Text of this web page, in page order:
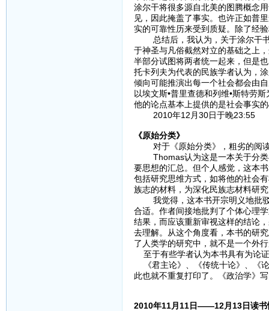
涂尔干将很多源自北美的图腾概念
见，因此掩盖了事实。也许正如普
实的可靠性历来受到质疑。除了经
总结后，我认为，关于涂尔干书
于神圣与凡俗截然对立的基础之上
半部分试图将两者统一起来，但是
托卡列夫为代表的民族学者认为，
倾向可能推演出每一个社会都会由
以埃文斯•普里查德和列维•斯特劳
他的论点基本上提供的是社会事实
2010年12月30日于晚23:55
《原始分类》
对于《原始分类》，粗劣的阅读
Thomas认为这是一本关于分类
要思想的汇总。但个人感觉，这本
包括研究思维方式，如将他的社会
族志的材料，为深化民族志材料研
我觉得，这本书开宗明义地批驳
合适。作者间接地批判了个体心理
结果，而应该重新审视这样的结论
去理解。从这个角度看，本书的研
了人类学的研究中，就不是一个外
至于有些学者认为本书具有为论
《君主论》、《传统十论》、《
此也就不重复打印了。《政治学》
2010年11月11日——12月13日读书